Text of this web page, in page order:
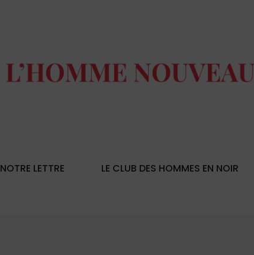
NOTRE LETTRE LE CLUB DES HOMMES EN NOIR